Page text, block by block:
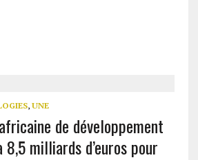
, UNE
de développement
milliards d’euros pour